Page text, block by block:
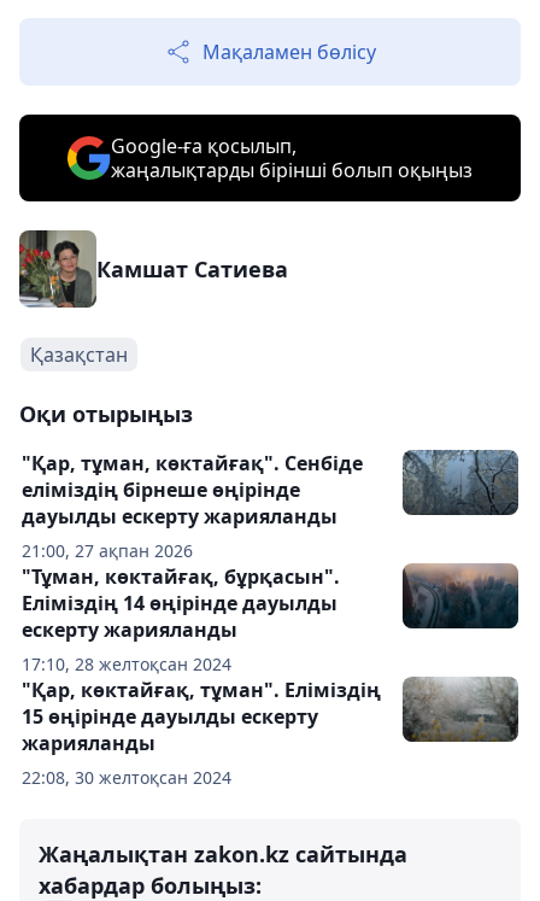
Мақаламен бөлісу
Google-ға қосылып,
жаңалықтарды бірінші болып оқыңыз
Камшат Сатиева
Қазақстан
Оқи отырыңыз
21:00, 27 ақпан 2026
"Қар, тұман, көктайғақ". Сенбіде
еліміздің бірнеше өңірінде
дауылды ескерту жарияланды
17:10, 28 желтоқсан 2024
"Тұман, көктайғақ, бұрқасын".
Еліміздің 14 өңірінде дауылды
ескерту жарияланды
22:08, 30 желтоқсан 2024
"Қар, көктайғақ, тұман". Еліміздің
15 өңірінде дауылды ескерту
жарияланды
Жаңалықтан zakon.kz сайтында
хабардар болыңыз: